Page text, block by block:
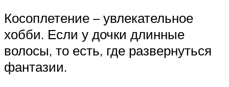
Косоплетение – увлекательное
хобби. Если у дочки длинные
волосы, то есть, где развернуться
фантазии.